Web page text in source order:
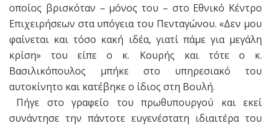
οποίος βρισκόταν – μόνος του – στο Εθνικό Κέντρο
Επιχειρήσεων στα υπόγεια του Πενταγώνου. «Δεν μου
φαίνεται και τόσο κακή ιδέα, γιατί πάμε για μεγάλη
κρίση» του είπε ο κ. Κουρής και τότε ο κ.
Βασιλικόπουλος μπήκε στο υπηρεσιακό του
αυτοκίνητο και κατέβηκε ο ίδιος στη Βουλή.
Πήγε στο γραφείο του πρωθυπουργού και εκεί
συνάντησε την πάντοτε ευγενέστατη ιδιαιτέρα του